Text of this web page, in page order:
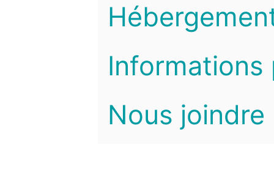
Informations
Nous joindre